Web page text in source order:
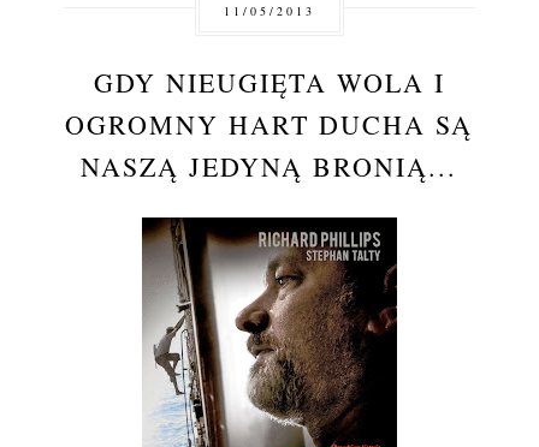
11/05/2013
GDY NIEUGIĘTA WOLA I
OGROMNY HART DUCHA SĄ
NASZĄ JEDYNĄ BRONIĄ...